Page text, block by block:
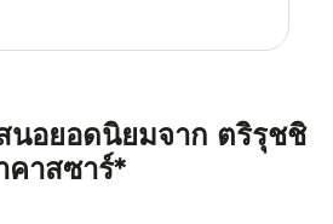
นอยอดนิยมจาก ตริรุชชิ
คาสซาร์*